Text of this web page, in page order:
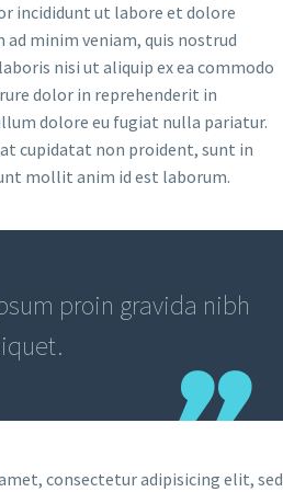
incididunt ut labore et dolore
ad minim veniam, quis nostrud
nisi ut aliquip ex ea commodo
dolor in reprehenderit in
dolore eu fugiat nulla pariatur.
cupidatat non proident, sunt in
mollit anim id est laborum.
proin gravida nibh
consectetur adipisicing elit, sed